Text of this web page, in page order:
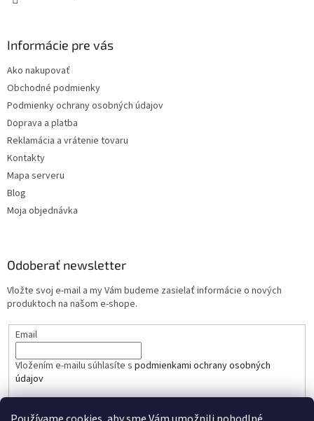
Informácie pre vás
Ako nakupovať
Obchodné podmienky
Podmienky ochrany osobných údajov
Doprava a platba
Reklamácia a vrátenie tovaru
Kontakty
Mapa serveru
Blog
Moja objednávka
Odoberať newsletter
Vložte svoj e-mail a my Vám budeme zasielať informácie o nových
produktoch na našom e-shope.
Email
Vložením e-mailu súhlasíte s podmienkami ochrany osobných
údajov
PRIHLÁSIŤ SA